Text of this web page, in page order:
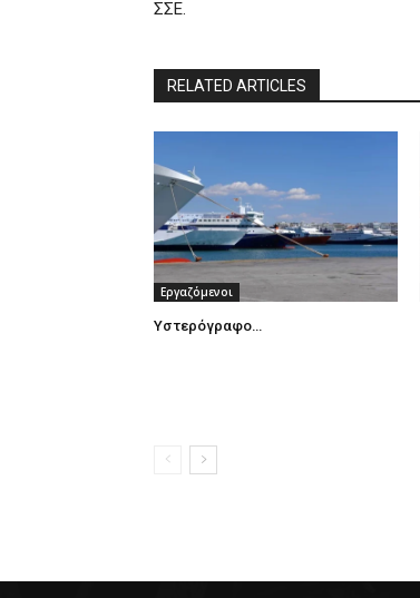
ΣΣΕ.
RELATED ARTICLES
Εργαζόμενοι
Υστερόγραφο…